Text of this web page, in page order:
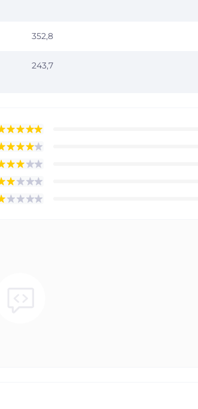
352,8
243,7